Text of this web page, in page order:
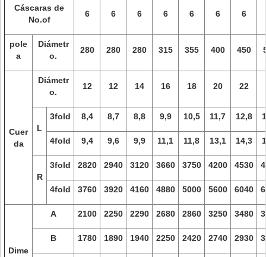
Cáscaras de
No.of
6 6 6 6 6 6 6
pole
a
Diámetr
o.
280 280 280 315 355 400 450
Cuer
da
Diámetr
o.
12 12 14 16 18 20 22
L
3fold 8,4 8,7 8,8 9,9 10,5 11,7 12,8
4fold 9,4 9,6 9,9 11,1 11,8 13,1 14,3
R
3fold 2820 2940 3120 3660 3750 4200 4530
4fold 3760 3920 4160 4880 5000 5600 6040
Dime
A 2100 2250 2290 2680 2860 3250 3480
B 1780 1890 1940 2250 2420 2740 2930